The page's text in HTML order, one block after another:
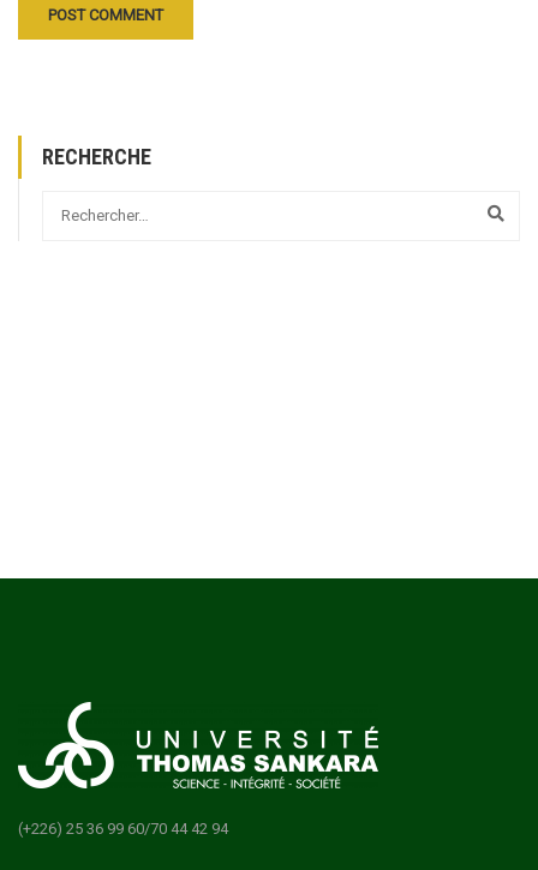
RECHERCHE
(+226) 25 36 99 60/70 44 42 94